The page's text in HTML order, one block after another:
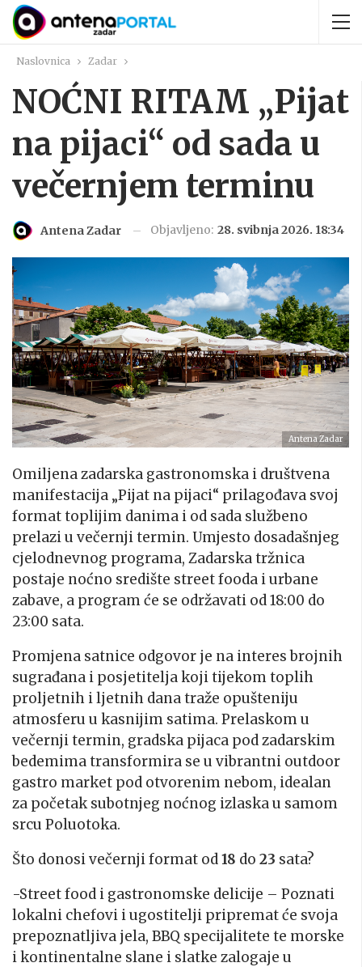
Naslovnica Zadar
NOĆNI RITAM „Pijat
na pijaci“ od sada u
večernjem terminu
Antena Zadar Objavljeno: 28. svibnja 2026. 18:34
Antena Zadar
Omiljena zadarska gastronomska i društvena
manifestacija „Pijat na pijaci“ prilagođava svoj
format toplijim danima i od sada službeno
prelazi u večernji termin. Umjesto dosadašnjeg
cjelodnevnog programa, Zadarska tržnica
postaje noćno središte street fooda i urbane
zabave, a program će se održavati od 18:00 do
23:00 sata.
Promjena satnice odgovor je na interes brojnih
sugrađana i posjetitelja koji tijekom toplih
proljetnih i ljetnih dana traže opušteniju
atmosferu u kasnijim satima. Prelaskom u
večernji termin, gradska pijaca pod zadarskim
bedemima transformira se u vibrantni outdoor
gastro market pod otvorenim nebom, idealan
za početak subotnjeg noćnog izlaska u samom
srcu Poluotoka.
Što donosi večernji format od18 do 23 sata?
-Street food i gastronomske delicije – Poznati
lokalni chefovi i ugostitelji pripremat će svoja
prepoznatljiva jela, BBQ specijalitete te morske
i kontinentalne slane i slatke zalogaje u